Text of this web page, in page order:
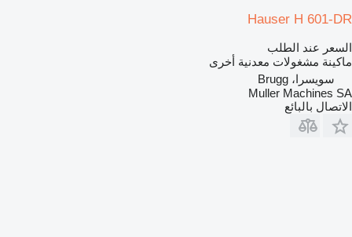
Hauser H 601-DR
السعر عند الطلب
ماكينة مشغولات معدنية أخرى
سويسرا، Brugg
Muller Machines SA
الاتصال بالبائع